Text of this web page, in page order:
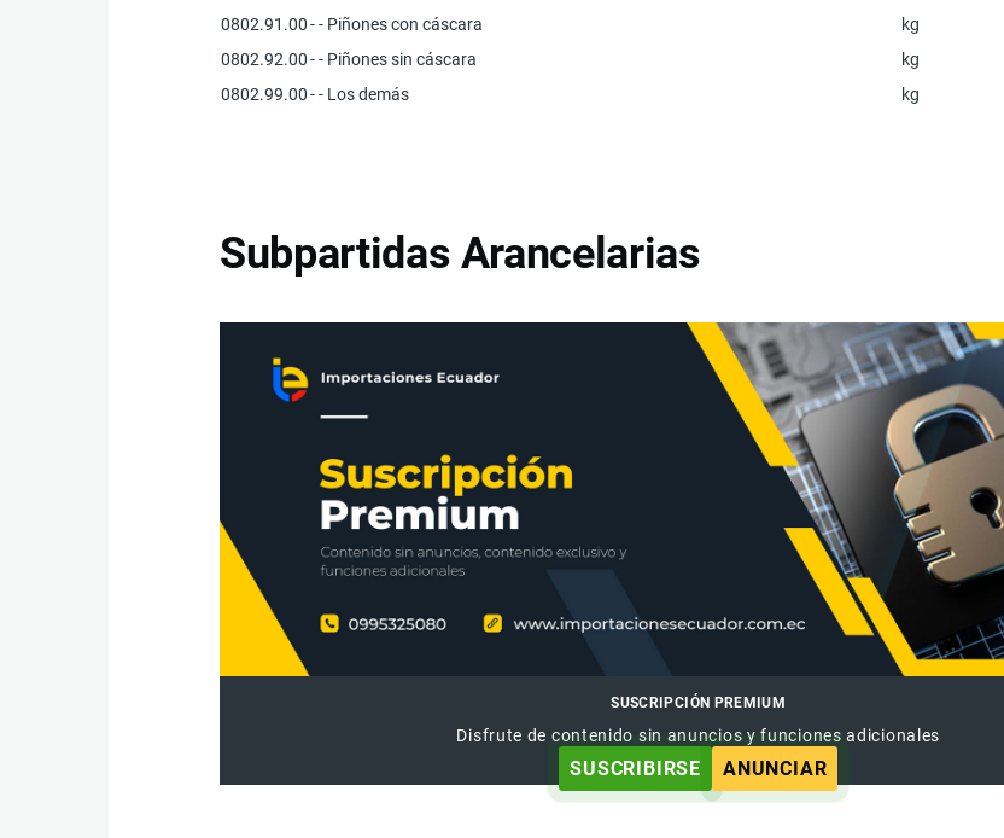
0802.91.00- - Piñones con cáscara
kg
0802.92.00- - Piñones sin cáscara
kg
0802.99.00- - Los demás kg
Subpartidas Arancelarias
SUSCRIPCIÓN PREMIUM
Disfrute de contenido sin anuncios y funciones adicionales
SUSCRIBIRSE ANUNCIAR